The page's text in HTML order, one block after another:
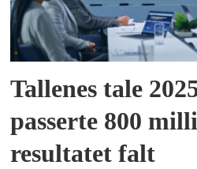
Tallenes tale
passerte 800
resultatet falt